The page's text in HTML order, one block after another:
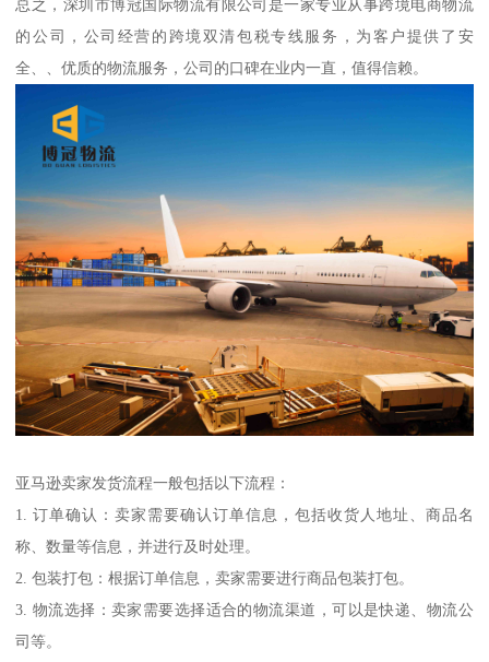
总之，深圳市博冠国际物流有限公司是一家专业从事跨境电商物流
的公司，公司经营的跨境双清包税专线服务，为客户提供了安
全、、优质的物流服务，公司的口碑在业内一直，值得信赖。
亚马逊卖家发货流程一般包括以下流程：
1. 订单确认：卖家需要确认订单信息，包括收货人地址、商品名
称、数量等信息，并进行及时处理。
2. 包装打包：根据订单信息，卖家需要进行商品包装打包。
3. 物流选择：卖家需要选择适合的物流渠道，可以是快递、物流公
司等。